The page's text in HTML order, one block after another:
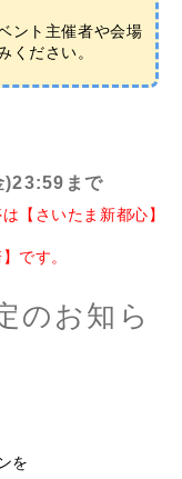
ント主催者や会場
ください。
)23:59まで
【さいたま新都心】
です。
のお知ら
を